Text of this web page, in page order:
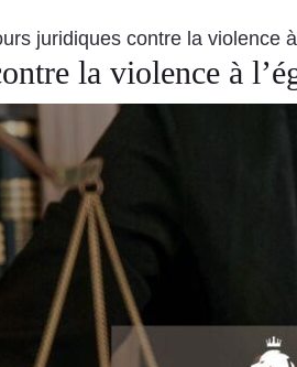
juridiques contre la violence
la violence à